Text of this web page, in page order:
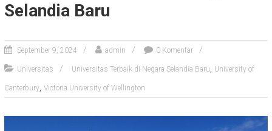
Selandia Baru
September 9, 2024 admin 0 Komentar
Universitas Universitas Terbaik di Negara Selandia Baru, University of
Canterbury, Victoria University of Wellington